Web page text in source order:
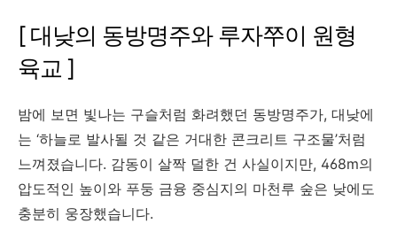
[ 대낮의 동방명주와 루자쭈이 원형
육교 ]
밤에 보면 빛나는 구슬처럼 화려했던 동방명주가, 대낮에
는 ‘하늘로 발사될 것 같은 거대한 콘크리트 구조물’처럼
느껴졌습니다. 감동이 살짝 덜한 건 사실이지만, 468m의
압도적인 높이와 푸둥 금융 중심지의 마천루 숲은 낮에도
충분히 웅장했습니다.